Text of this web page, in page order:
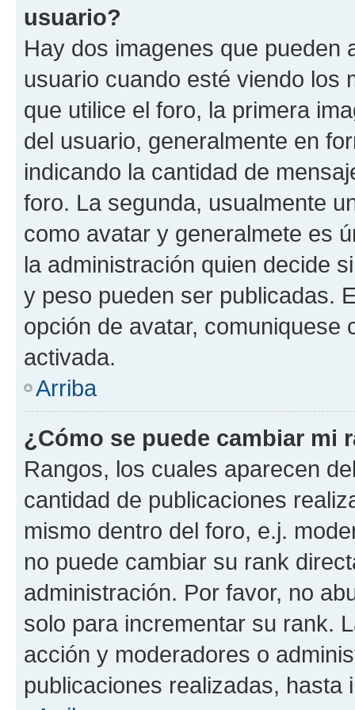
usuario?
Hay dos imagenes que pueden
usuario cuando esté viendo los
que utilice el foro, la primera
del usuario, generalmente en
indicando la cantidad de
foro. La segunda, usualmente
como avatar y generalmete es
la administración quien decide
y peso pueden ser publicadas.
opción de avatar, comuniquese
activada.
Arriba
¿Cómo se puede cambiar mi
Rangos, los cuales aparecen
cantidad de publicaciones
mismo dentro del foro, e.j.
no puede cambiar su rank
administración. Por favor, no
solo para incrementar su rank.
acción y moderadores o
publicaciones realizadas, hasta